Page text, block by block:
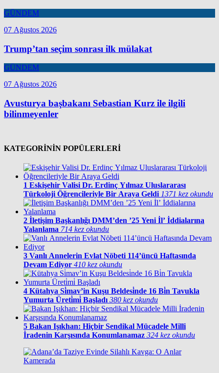
GÜNDEM
07 Ağustos 2026
Trump’tan seçim sonrası ilk mülakat
GÜNDEM
07 Ağustos 2026
Avusturya başbakanı Sebastian Kurz ile ilgili
bilinmeyenler
KATEGORİNİN POPÜLERLERİ
1 Eskişehir Valisi Dr. Erdinç Yılmaz Uluslararası
Türkoloji Öğrencileriyle Bir Araya Geldi 1371 kez okundu
2 İletişim Başkanlığı DMM’den ’25 Yeni İl’ İddialarına
Yalanlama 714 kez okundu
3 Vanlı Annelerin Evlat Nöbeti 114’üncü Haftasında
Devam Ediyor 410 kez okundu
4 Kütahya Si̇mav’in Kuşu Beldesi̇nde 16 Bi̇n Tavukla
Yumurta Üreti̇mi̇ Başladı 380 kez okundu
5 Bakan Işıkhan: Hiçbir Sendikal Mücadele Milli
İradenin Karşısında Konumlanamaz 324 kez okundu